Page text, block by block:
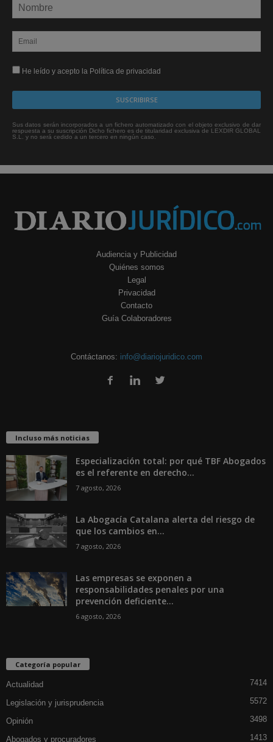
He leído y acepto la Política de privacidad
Sus datos serán incorporados a un fichero automatizado con el objeto exclusivo de dar
respuesta a su suscripción Dicho fichero es de titularidad exclusiva de LEXDIR GLOBAL
S.L. y no será cedido a un tercero en ningún caso.
Audiencia y Publicidad
Quiénes somos
Legal
Privacidad
Contacto
Guía Colaboradores
Contáctanos: info@diariojuridico.com
Incluso más noticias
Especialización total: por qué TBF Abogados
es el referente en derecho...
7 agosto, 2026
La Abogacía Catalana alerta del riesgo de
que los cambios en...
7 agosto, 2026
Las empresas se exponen a
responsabilidades penales por una
prevención deficiente...
6 agosto, 2026
Categoría popular
Actualidad 7414
Legislación y jurisprudencia 5572
Opinión 3498
Abogados y procuradores 1413